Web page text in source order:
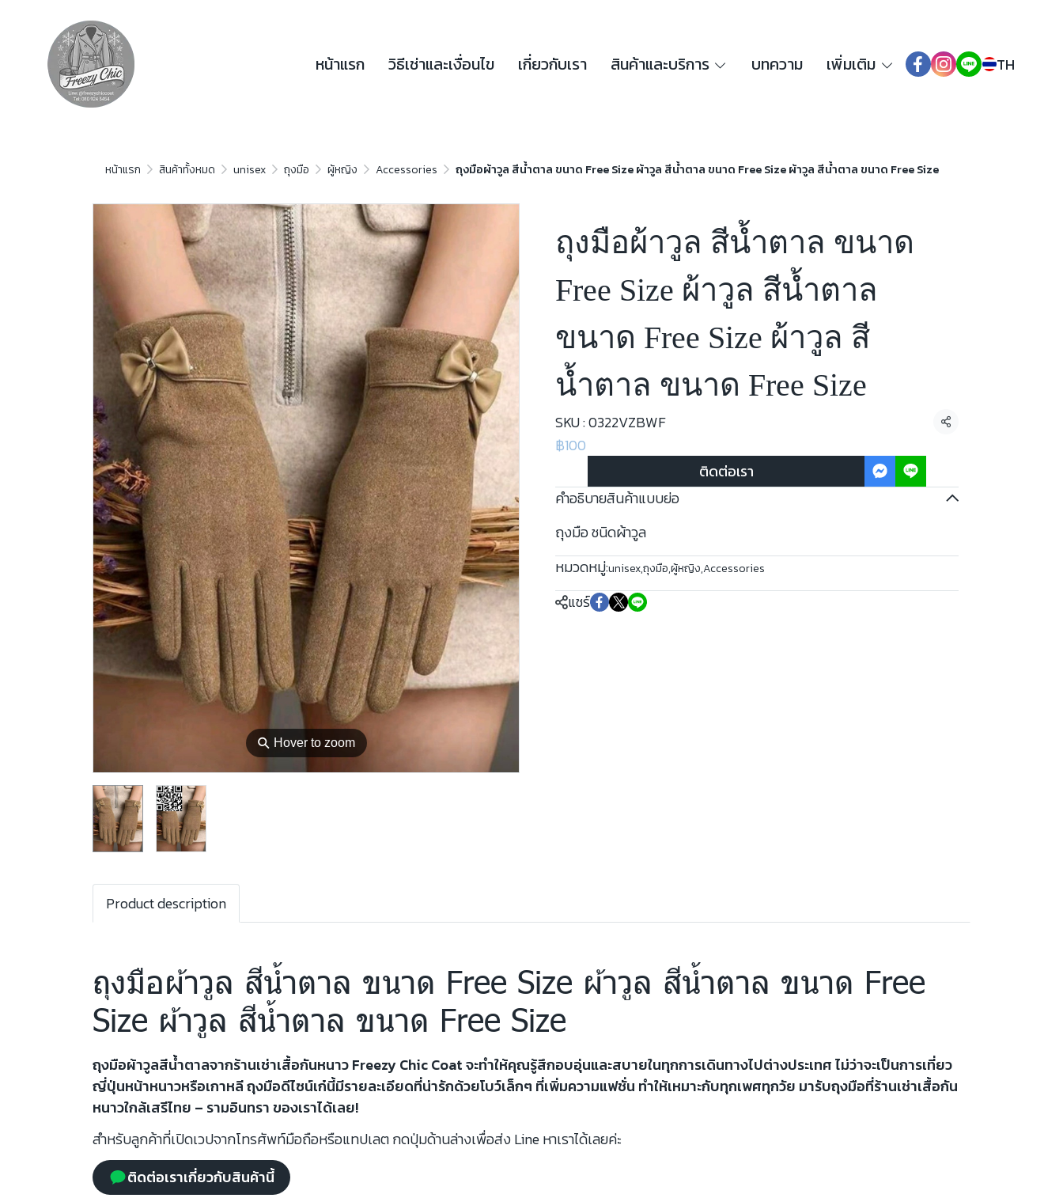
หน้าแรก วิธีเช่าและเงื่อนไข เกี่ยวกับเรา สินค้าและบริการ บทความ เพิ่มเติม TH
หน้าแรก สินค้าทั้งหมด unisex ถุงมือ ผู้หญิง Accessories ถุงมือผ้าวูล สีน้ำตาล ขนาด Free Size ผ้าวูล สีน้ำตาล ขนาด Free Size ผ้าวูล สีน้ำตาล ขนาด Free Size
⚲ Hover to zoom
ถุงมือผ้าวูล สีน้ำตาล ขนาด
Free Size ผ้าวูล สีน้ำตาล
ขนาด Free Size ผ้าวูล สี
น้ำตาล ขนาด Free Size
SKU : 0322VZBWF แชร์
฿100
ติดต่อเรา
คำอธิบายสินค้าแบบย่อ
ถุงมือ ชนิดผ้าวูล
หมวดหมู่:unisex,ถุงมือ,ผู้หญิง,Accessories
แชร์
Product description
ถุงมือผ้าวูล สีน้ำตาล ขนาด Free Size ผ้าวูล สีน้ำตาล ขนาด Free
Size ผ้าวูล สีน้ำตาล ขนาด Free Size
ถุงมือผ้าวูลสีน้ำตาลจากร้านเช่าเสื้อกันหนาว Freezy Chic Coat จะทำให้คุณรู้สึกอบอุ่นและสบายในทุกการเดินทางไปต่างประเทศ ไม่ว่าจะเป็นการเที่ยว
ญี่ปุ่นหน้าหนาวหรือเกาหลี ถุงมือดีไซน์เก๋นี้มีรายละเอียดที่น่ารักด้วยโบว์เล็กๆ ที่เพิ่มความแฟชั่น ทำให้เหมาะกับทุกเพศทุกวัย มารับถุงมือที่ร้านเช่าเสื้อกัน
หนาวใกล้เสรีไทย – รามอินทรา ของเราได้เลย!
สำหรับลูกค้าที่เปิดเวปจากโทรศัพท์มือถือหรือแทปเลต กดปุ่มด้านล่างเพื่อส่ง Line หาเราได้เลยค่ะ
ติดต่อเราเกี่ยวกับสินค้านี้